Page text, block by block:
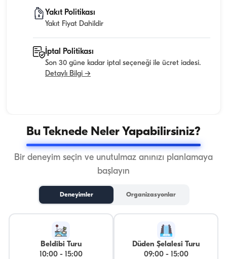
Yakıt Politikası
Yakıt Fiyat Dahildir
İptal Politikası
Son 30 güne kadar iptal seçeneği ile ücret iadesi.
Detaylı Bilgi →
Bu Teknede Neler Yapabilirsiniz?
Bir deneyim seçin ve unutulmaz anınızı planlamaya
başlayın
Deneyimler Organizasyonlar
Beldibi Turu
10:00-
15:00
Düden Şelalesi Turu
09:00-
15:00